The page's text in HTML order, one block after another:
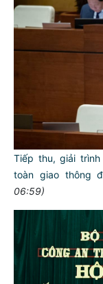
Tiếp thu, giải
toàn giao thông
06:59)